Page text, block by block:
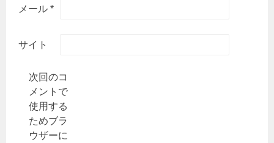
メール*
サイト
次回のコ
メントで
使用する
ためブラ
ウザーに